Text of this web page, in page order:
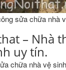
sửa chữa nhà
– Nhà
uy tín.
chữa nhà vệ